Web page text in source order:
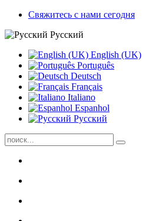
Свяжитесь с нами сегодня
Pусский
English (UK)
Português
Deutsch
Français
Italiano
Espanhol
Pусский